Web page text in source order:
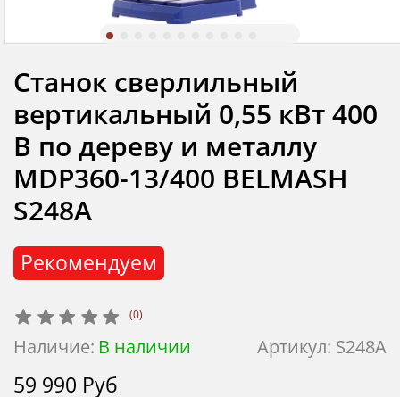
(0)
Артикул: S248A
Наличие: В наличии
Рекомендуем
Станок сверлильный
вертикальный 0,55 кВт 400
В по дереву и металлу
MDP360-13/400 BELMASH
S248A
59 990 Руб